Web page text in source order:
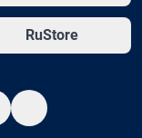
RuStore